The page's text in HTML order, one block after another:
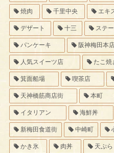
焼肉 千里中央 エキ
デザート 十三 ステ
パンケーキ 阪神梅田本
人気スイーツ店 たこ焼
箕面船場 喫茶店
天神橋筋商店街 本町
イタリアン 海鮮丼
新梅田食道街 中崎町
かき氷 肉丼 天ぷら